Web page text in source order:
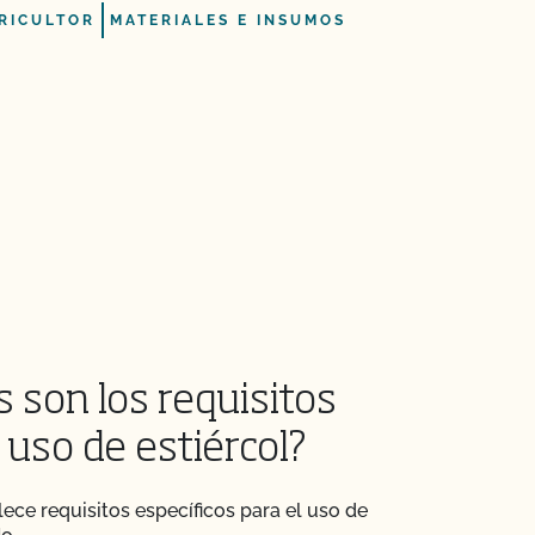
MATERIALES E INSUMOS
son los requisitos
de estiércol?
requisitos específicos para el uso de